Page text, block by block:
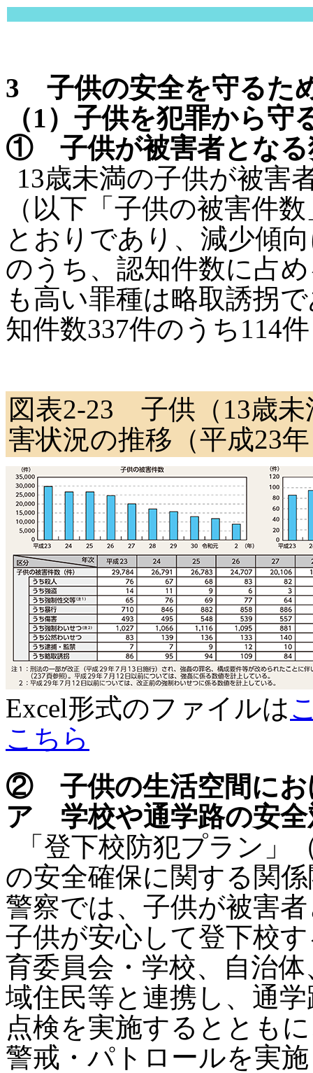
3 子供の安全を守るた
（1）子供を犯罪から守
① 子供が被害者となる
13歳未満の子供が被害
（以下「子供の被害件
とおりであり、減少傾
のうち、認知件数に占
も高い罪種は略取誘拐
知件数337件のうち114
図表2-23 子供（13歳
害状況の推移（平成23
Excel形式のファイルは
こちら
② 子供の生活空間にお
ア 学校や通学路の安全
「登下校防犯プラン」
の安全確保に関する関
警察では、子供が被害
子供が安心して登下校
育委員会・学校、自治
域住民等と連携し、通
点検を実施するととも
警戒・パトロールを実